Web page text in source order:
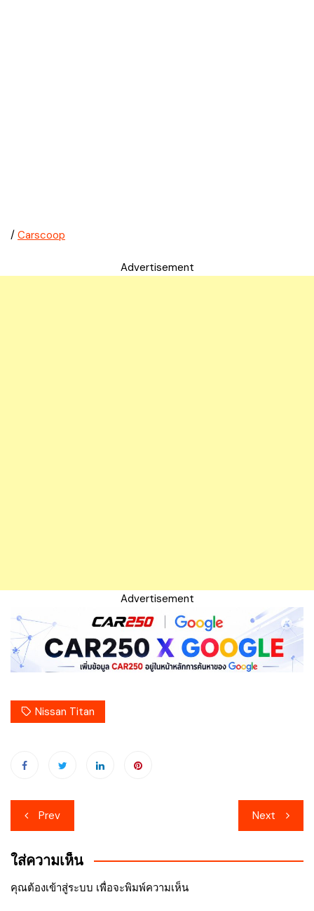
/ Carscoop
Advertisement
Advertisement
Nissan Titan
เมนู
นำทาง
เรื่อง
Prev Next
ใส่ความเห็น
คุณต้องเข้าสู่ระบบ เพื่อจะพิมพ์ความเห็น